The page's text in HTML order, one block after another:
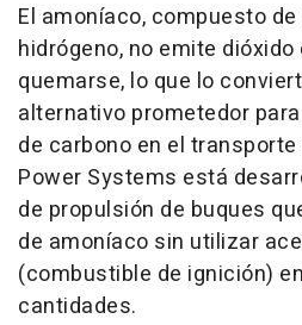
El amoníaco, compuesto
hidrógeno, no emite dióxido
quemarse, lo que lo
alternativo prometedor
de carbono en el
Power Systems está
de propulsión de buques
de amoníaco sin utilizar
(combustible de ignición)
cantidades.